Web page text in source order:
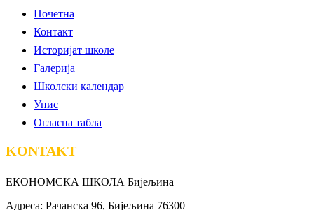
Почетна
Контакт
Историјат школе
Галерија
Школски календар
Упис
Огласна табла
KONTAKT
ЕКОНОМСКА ШКОЛА Бијељина
Адреса: Рачанска 96, Бијељина 76300